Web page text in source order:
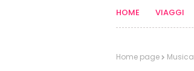
HOME VIAGGI
Home page Musica